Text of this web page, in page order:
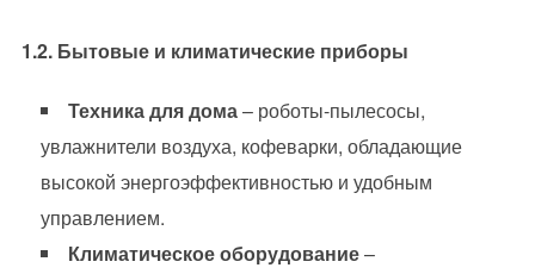
1.2. Бытовые и климатические приборы
Техника для дома– роботы-пылесосы,
увлажнители воздуха, кофеварки, обладающие
высокой энергоэффективностью и удобным
управлением.
Климатическое оборудование–